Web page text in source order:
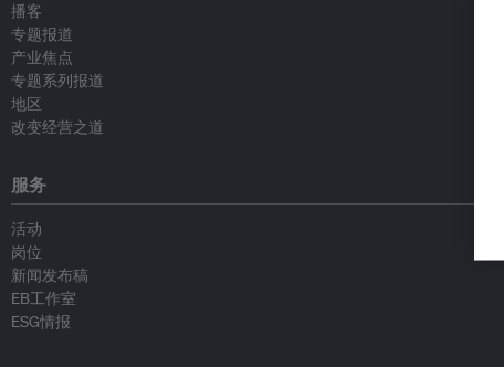
播客
专题报道
产业焦点
专题系列报道
地区
改变经营之道
服务
活动
岗位
新闻发布稿
EB工作室
ESG情报